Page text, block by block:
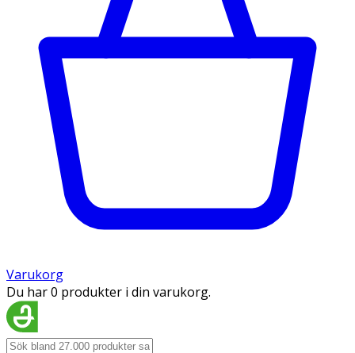
Varukorg
Du har 0 produkter i din varukorg.